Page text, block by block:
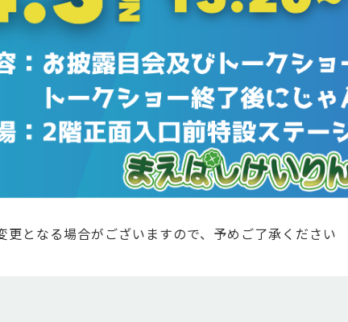
更となる場合がございますので、予めご了承ください